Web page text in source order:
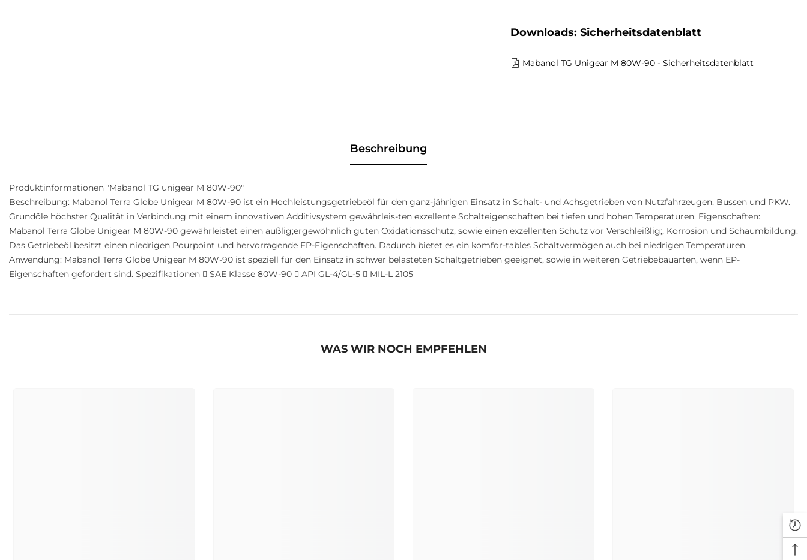
Downloads: Sicherheitsdatenblatt
Mabanol TG Unigear M 80W-90 - Sicherheitsdatenblatt
Beschreibung
Produktinformationen "Mabanol TG unigear M 80W-90"
Beschreibung: Mabanol Terra Globe Unigear M 80W-90 ist ein Hochleistungsgetriebeöl für den ganz-jährigen Einsatz in Schalt- und Achsgetrieben von Nutzfahrzeugen, Bussen und PKW.
Grundöle höchster Qualität in Verbindung mit einem innovativen Additivsystem gewährleis-ten exzellente Schalteigenschaften bei tiefen und hohen Temperaturen. Eigenschaften:
Mabanol Terra Globe Unigear M 80W-90 gewährleistet einen außlig;ergewöhnlich guten Oxidationsschutz, sowie einen exzellenten Schutz vor Verschleißlig;, Korrosion und Schaumbildung.
Das Getriebeöl besitzt einen niedrigen Pourpoint und hervorragende EP-Eigenschaften. Dadurch bietet es ein komfor-tables Schaltvermögen auch bei niedrigen Temperaturen.
Anwendung: Mabanol Terra Globe Unigear M 80W-90 ist speziell für den Einsatz in schwer belasteten Schaltgetrieben geeignet, sowie in weiteren Getriebebauarten, wenn EP-
Eigenschaften gefordert sind. Spezifikationen  SAE Klasse 80W-90  API GL-4/GL-5  MIL-L 2105
WAS WIR NOCH EMPFEHLEN